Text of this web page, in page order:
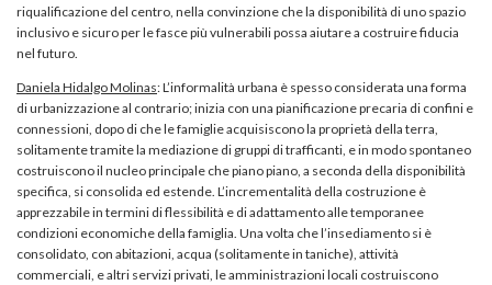
riqualificazione del centro, nella convinzione che la disponibilità di uno spazio
inclusivo e sicuro per le fasce più vulnerabili possa aiutare a costruire fiducia
nel futuro.
Daniela Hidalgo Molinas: L’informalità urbana è spesso considerata una forma
di urbanizzazione al contrario; inizia con una pianificazione precaria di confini e
connessioni, dopo di che le famiglie acquisiscono la proprietà della terra,
solitamente tramite la mediazione di gruppi di trafficanti, e in modo spontaneo
costruiscono il nucleo principale che piano piano, a seconda della disponibilità
specifica, si consolida ed estende. L’incrementalità della costruzione è
apprezzabile in termini di flessibilità e di adattamento alle temporanee
condizioni economiche della famiglia. Una volta che l’insediamento si è
consolidato, con abitazioni, acqua (solitamente in taniche), attività
commerciali, e altri servizi privati, le amministrazioni locali costruiscono